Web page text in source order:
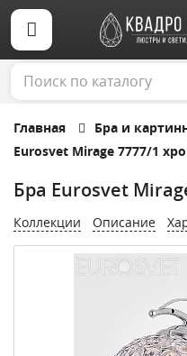
Главная Бра и
Eurosvet Mirage 7777/1
Бра Eurosvet
Коллекции Описание